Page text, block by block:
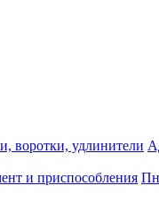
воротки, удлинители
и приспособления